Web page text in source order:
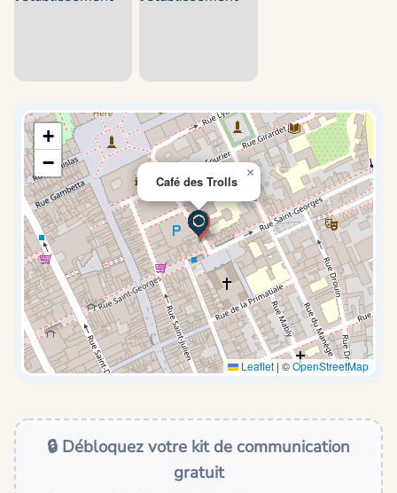
Café des Trolls
×
+
−
Leaflet | ©OpenStreetMap
🔒 Débloquez votre kit de communication
gratuit